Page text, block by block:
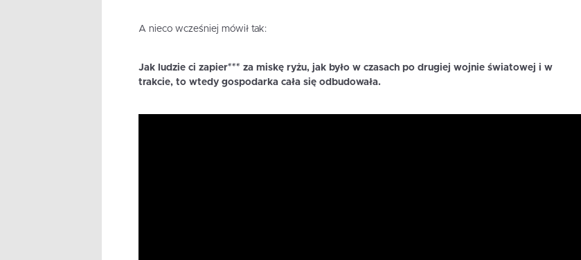
A nieco wcześniej mówił tak:
Jak ludzie ci zapier*** za miskę ryżu, jak było w czasach po drugiej wojnie światowej i w
trakcie, to wtedy gospodarka cała się odbudowała.